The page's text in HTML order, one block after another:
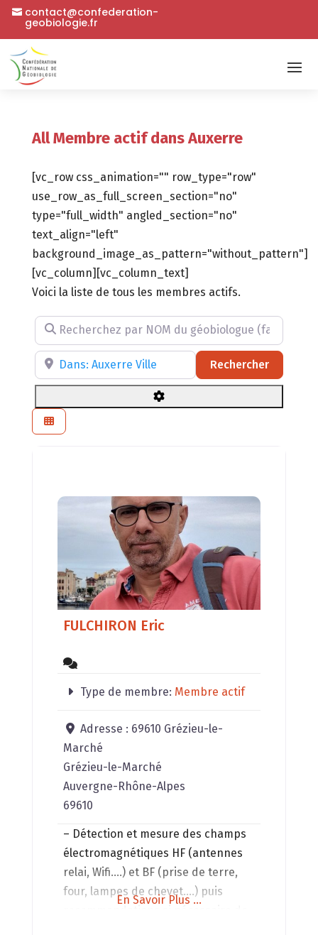
contact@confederation-
geobiologie.fr
All Membre actif dans Auxerre
[vc_row css_animation="" row_type="row"
use_row_as_full_screen_section="no"
type="full_width" angled_section="no"
text_align="left"
background_image_as_pattern="without_pattern"]
[vc_column][vc_column_text]
Voici la liste de tous les membres actifs.
Recherchez par NOM du géobiologue (facultatif)
Recherchez par RÉGION, DÉPARTEMENT ou VILLE
Rechercher
FULCHIRON Eric
Type de membre: Membre actif
Adresse : 69610 Grézieu-le-
Marché
Grézieu-le-Marché
Auvergne-Rhône-Alpes
69610
– Détection et mesure des champs
électromagnétiques HF (antennes
relai, Wifi….) et BF (prise de terre,
four, lampes de chevet….) puis
En Savoir Plus ...